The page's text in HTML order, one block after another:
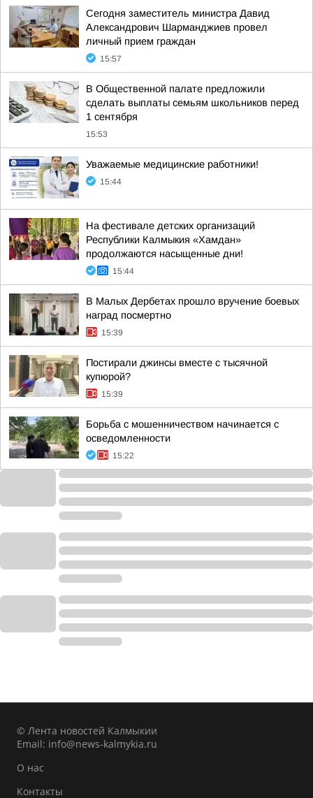
Сегодня заместитель министра Давид
Александрович Шарманджиев провел
личный прием граждан
15:57
В Общественной палате предложили
сделать выплаты семьям школьников перед
1 сентября
15:53
Уважаемые медицинские работники!
15:44
На фестивале детских организаций
Республики Калмыкия «Хамдан»
продолжаются насыщенные дни!
15:44
В Малых Дербетах прошло вручение боевых
наград посмертно
15:39
Постирали джинсы вместе с тысячной
купюрой?
15:39
Борьба с мошенничеством начинается с
осведомленности
15:22
© Лента новостей Калмыкии
Email: info@news-kalmykia.ru
О нас
Контакты